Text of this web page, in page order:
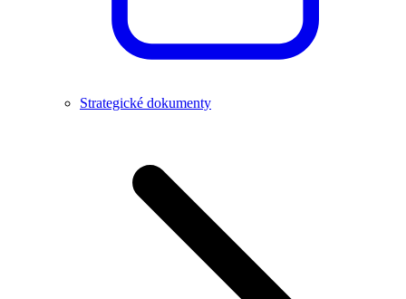
Strategické dokumenty